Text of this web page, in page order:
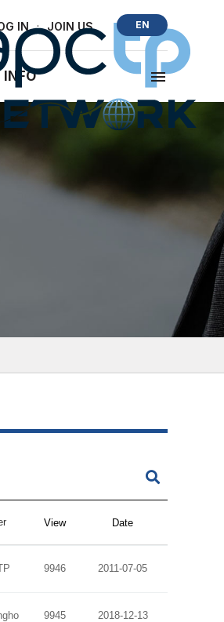
IN · JOIN US EN
INFO
View Date
9946 2011-07-05
9945 2018-12-13